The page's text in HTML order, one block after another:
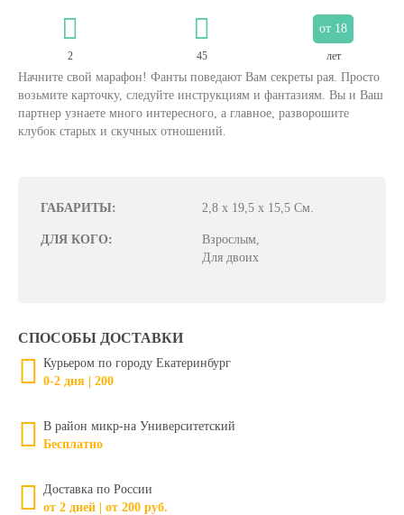
2 45
от 18
лет
Начните свой марафон! Фанты поведают Вам секреты рая. Просто
возьмите карточку, следуйте инструкциям и фантазиям. Вы и Ваш
партнер узнаете много интересного, а главное, разворошите
клубок старых и скучных отношений.
ГАБАРИТЫ: 2,8 x 19,5 x 15,5 См.
ДЛЯ КОГО:
Взрослым,
Для двоих
СПОСОБЫ ДОСТАВКИ
Курьером по городу Екатеринбург
0-2 дня | 200
В район микр-на Университетский
Бесплатно
Доставка по России
от 2 дней | от 200 руб.